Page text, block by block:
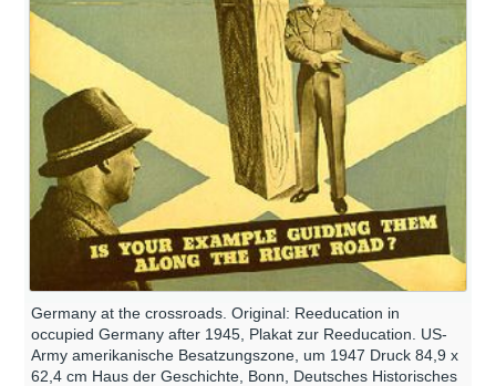
Germany at the crossroads. Original: Reeducation in
occupied Germany after 1945, Plakat zur Reeducation. US-
Army amerikanische Besatzungszone, um 1947 Druck 84,9 x
62,4 cm Haus der Geschichte, Bonn, Deutsches Historisches